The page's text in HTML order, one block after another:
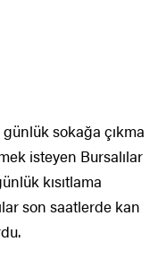
sokağa çıkma
isteyen Bursalılar
kısıtlama
son saatlerde kan